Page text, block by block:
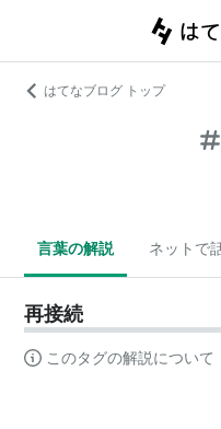
はてなブログ トップ
言葉の解説 ネットで
再接続
このタグの解説について